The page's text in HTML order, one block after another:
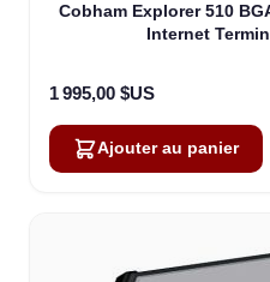
Cobham Explorer 510
Internet
1 995,00 $US
Ajouter au panier